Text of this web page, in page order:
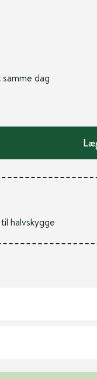
dag
halvskygge